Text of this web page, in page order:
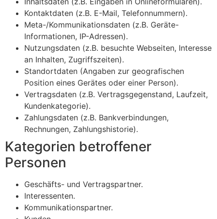
Kontaktdaten (z.B. E-Mail, Telefonnummern).
Meta-/Kommunikationsdaten (z.B. Geräte-
Informationen, IP-Adressen).
Nutzungsdaten (z.B. besuchte Webseiten, Interesse
an Inhalten, Zugriffszeiten).
Standortdaten (Angaben zur geografischen
Position eines Gerätes oder einer Person).
Vertragsdaten (z.B. Vertragsgegenstand, Laufzeit,
Kundenkategorie).
Zahlungsdaten (z.B. Bankverbindungen,
Rechnungen, Zahlungshistorie).
Kategorien betroffener
Personen
Geschäfts- und Vertragspartner.
Interessenten.
Kommunikationspartner.